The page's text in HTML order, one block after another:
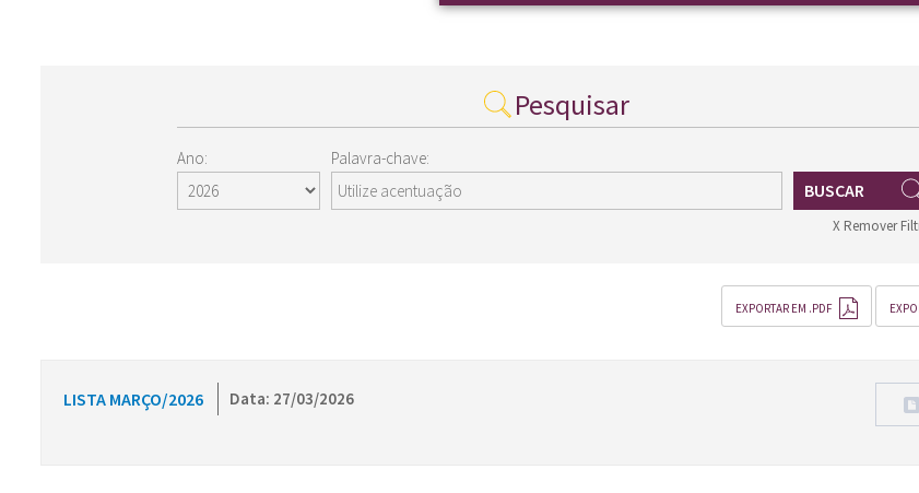
Pesquisar
Ano: Palavra-chave:
BUSCAR
X Remover
EXPORTAR EM .PDF
LISTA MARÇO/2026 Data: 27/03/2026